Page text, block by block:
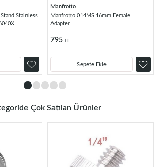
Stainless
Manfrotto
Manfrotto 014MS 16mm Female
Adapter
795 TL
Sepete Ekle
Çok Satılan Ürünler